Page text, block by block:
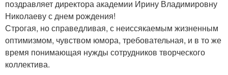
поздравляет директора академии Ирину Владимировну
Николаеву с днем рождения!
Строгая, но справедливая, с неиссякаемым жизненным
оптимизмом, чувством юмора, требовательная, и в то же
время понимающая нужды сотрудников творческого
коллектива.